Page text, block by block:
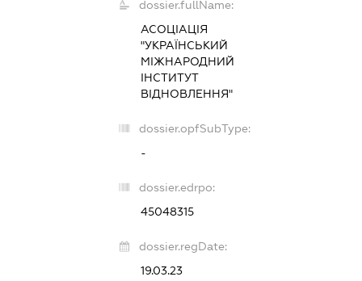
dossier.fullName:
АСОЦІАЦІЯ
"УКРАЇНСЬКИЙ
МІЖНАРОДНИЙ
ІНСТИТУТ
ВІДНОВЛЕННЯ"
dossier.opfSubType:
-
dossier.edrpo:
45048315
dossier.regDate:
19.03.23